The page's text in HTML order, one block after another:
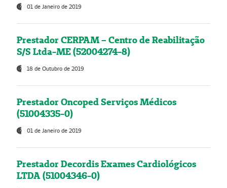
01 de Janeiro de 2019
Prestador CERPAM – Centro de Reabilitação
S/S Ltda-ME (52004274-8)
18 de Outubro de 2019
Prestador Oncoped Serviços Médicos
(51004335-0)
01 de Janeiro de 2019
Prestador Decordis Exames Cardiológicos
LTDA (51004346-0)